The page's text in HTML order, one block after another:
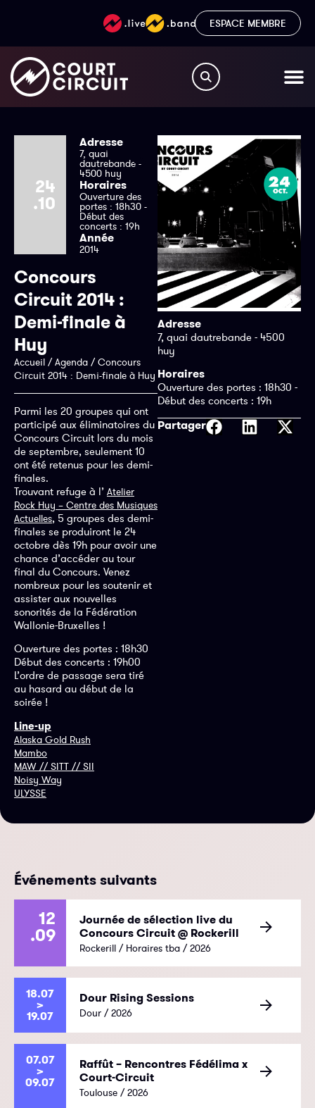
ESPACE MEMBRE
24
.10
Adresse
7, quai
dautrebande -
4500 huy
Horaires
Ouverture des
portes : 18h30 -
Début des
concerts : 19h
Année
2014
Concours
Circuit 2014 :
Demi-finale à
Huy
Accueil /Agenda /Concours
Circuit 2014 : Demi-finale à Huy
Parmi les 20 groupes qui ont
participé aux éliminatoires du
Concours Circuit lors du mois
de septembre, seulement 10
ont été retenus pour les demi-
finales.
Trouvant refuge à l’ Atelier
Rock Huy – Centre des Musiques
Actuelles, 5 groupes des demi-
finales se produiront le 24
octobre dès 19h pour avoir une
chance d’accéder au tour
final du Concours. Venez
nombreux pour les soutenir et
assister aux nouvelles
sonorités de la Fédération
Wallonie-Bruxelles !
Ouverture des portes : 18h30
Début des concerts : 19h00
L’ordre de passage sera tiré
au hasard au début de la
soirée !
Line-up
Alaska Gold Rush
Mambo
MAW // SITT // SII
Noisy Way
ULYSSE
Adresse
7, quai dautrebande - 4500
huy
Horaires
Ouverture des portes : 18h30 -
Début des concerts : 19h
Partager
Événements suivants
12
.09
Journée de sélection live du
Concours Circuit @ Rockerill
Rockerill / Horaires tba / 2026
18.07
>
19.07
Dour Rising Sessions
Dour / 2026
07.07
>
09.07
Raffût – Rencontres Fédélima x
Court-Circuit
Toulouse / 2026